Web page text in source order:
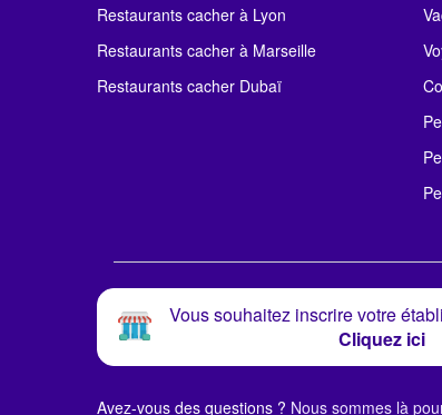
Restaurants cacher à Lyon
Restaurants cacher à Marseille
Restaurants cacher Dubaï
Vous souhaitez inscrire votre
Cliquez ici
Avez-vous des questions ? Nous sommes là